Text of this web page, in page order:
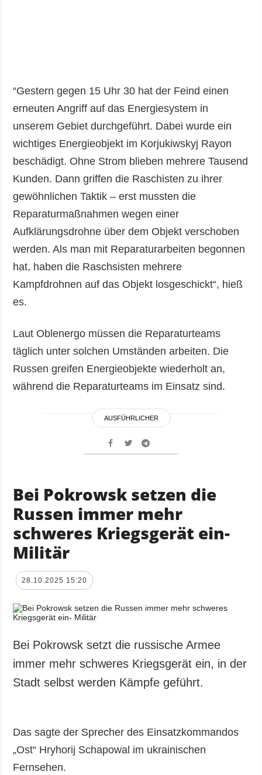
“Gestern gegen 15 Uhr 30 hat der Feind einen
erneuten Angriff auf das Energiesystem in
unserem Gebiet durchgeführt. Dabei wurde ein
wichtiges Energieobjekt im Korjukiwskyj Rayon
beschädigt. Ohne Strom blieben mehrere Tausend
Kunden. Dann griffen die Raschisten zu ihrer
gewöhnlichen Taktik – erst mussten die
Reparaturmaßnahmen wegen einer
Aufklärungsdrohne über dem Objekt verschoben
werden. Als man mit Reparaturarbeiten begonnen
hat, haben die Raschsisten mehrere
Kampfdrohnen auf das Objekt losgeschickt“, hieß
es.
Laut Oblenergo müssen die Reparaturteams
täglich unter solchen Umständen arbeiten. Die
Russen greifen Energieobjekte wiederholt an,
während die Reparaturteams im Einsatz sind.
AUSFÜHRLICHER
Bei Pokrowsk setzen die
Russen immer mehr
schweres Kriegsgerät ein-
Militär
28.10.2025 15:20
Bei Pokrowsk setzt die russische Armee
immer mehr schweres Kriegsgerät ein, in der
Stadt selbst werden Kämpfe geführt.
Das sagte der Sprecher des Einsatzkommandos
„Ost“ Hryhorij Schapowal im ukrainischen
Fernsehen.